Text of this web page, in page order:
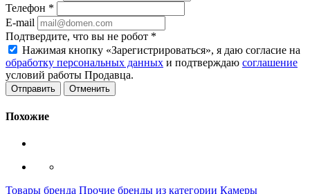
Телефон *
E-mail
Подтвердите, что вы не робот *
Нажимая кнопку «Зарегистрироваться», я даю согласие на
обработку персональных данных и подтверждаю соглашение
условий работы Продавца.
Отменить
Похожие
Товары бренда Прочие бренды из категории Камеры